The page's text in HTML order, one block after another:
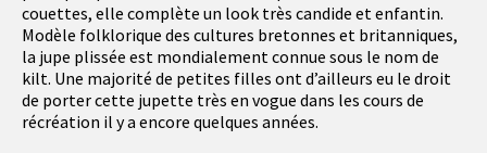
couettes, elle complète un look très candide et enfantin.
Modèle folklorique des cultures bretonnes et britanniques,
la jupe plissée est mondialement connue sous le nom de
kilt. Une majorité de petites filles ont d’ailleurs eu le droit
de porter cette jupette très en vogue dans les cours de
récréation il y a encore quelques années.